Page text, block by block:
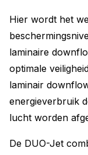
Hier wordt het
laminaire
optimale
laminair
energieverbruik
lucht worden
De DUO-Jet